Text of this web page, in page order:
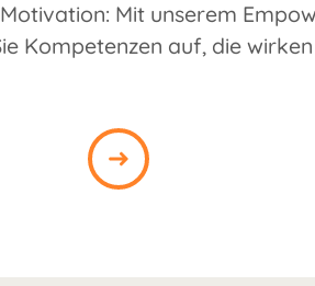
Mit unserem
Kompetenzen auf, die